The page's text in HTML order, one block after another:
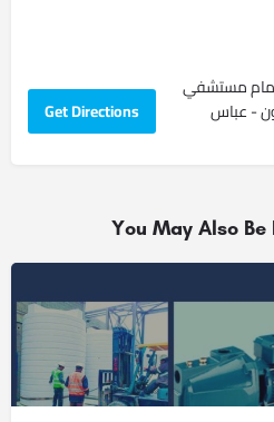
مستشفي
- عباس
Get Directions
You May Also